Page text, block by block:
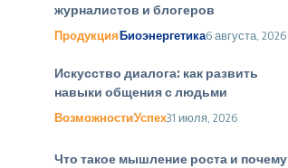
журналистов и блогеров
ПродукцияБиоэнергетика6 августа, 2026
Искусство диалога: как развить
навыки общения с людьми
ВозможностиУспех31 июля, 2026
Что такое мышление роста и почему